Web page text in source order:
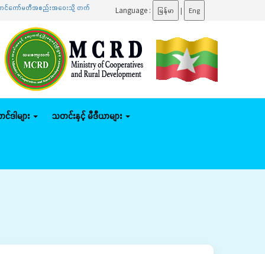
ော်မတီအစည်းအဝေးသို့ တက်ရောက်....... ပြည်ထောင်စုဝန်ကြီး ဦးမျိုးဇော်သိမ်း နေပြည်တော်ကော
Language : မြန်မာ | Eng
ါများ သတင်းနှင့် မီဒီယာများ